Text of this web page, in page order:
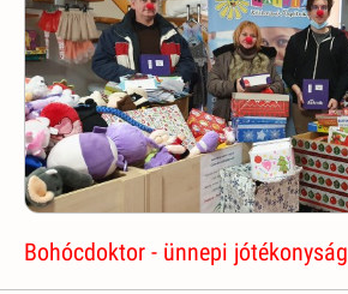
Bohócdoktor - ünnepi jótékonyság